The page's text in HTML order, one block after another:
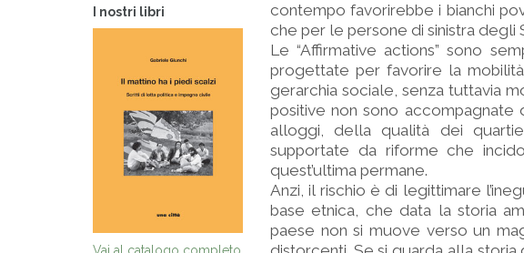
I nostri libri
contempo favorirebbe i bianchi
che per le persone di sinistra degli
Le “Affirmative actions” sono
progettate per favorire la
gerarchia sociale, senza tuttavia
positive non sono
alloggi, della qualità dei
supportate da riforme che
quest’ultima permane.
Anzi, il rischio è di legittimare
base etnica, che data la storia
paese non si muove verso un